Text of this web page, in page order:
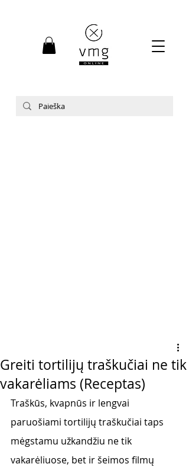
Greiti tortilijų traškučiai ne tik
vakarėliams (Receptas)
Traškūs, kvapnūs ir lengvai
paruošiami tortilijų traškučiai taps
mėgstamu užkandžiu ne tik
vakarėliuose, bet ir šeimos filmų